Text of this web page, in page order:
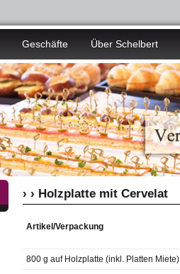
Geschäfte Über Schelbert
› › Holzplatte mit Cervelat
Artikel/Verpackung
800 g auf Holzplatte (inkl. Platten Miete)